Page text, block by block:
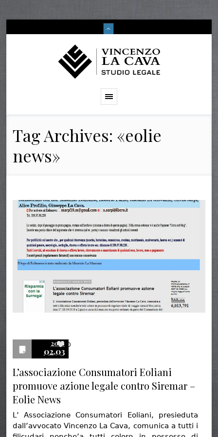
Tag Archives: «eolie
news»
2016
02.03
0
L’associazione Consumatori Eoliani
promuove azione legale contro Siremar –
Eolie News
L’ Associazione Consumatori Eoliani, presieduta
dall’avvocato Vincenzo La Cava, comunica a tutti i